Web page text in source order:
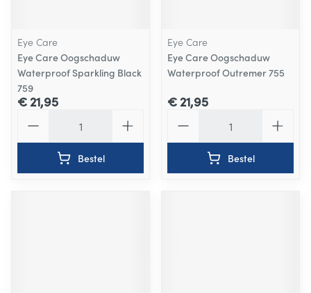
Eye Care
Eye Care Oogschaduw
Waterproof Sparkling Black
759
€ 21,95
Bestel
Eye Care
Eye Care Oogschaduw
Waterproof Outremer 755
€ 21,95
Bestel